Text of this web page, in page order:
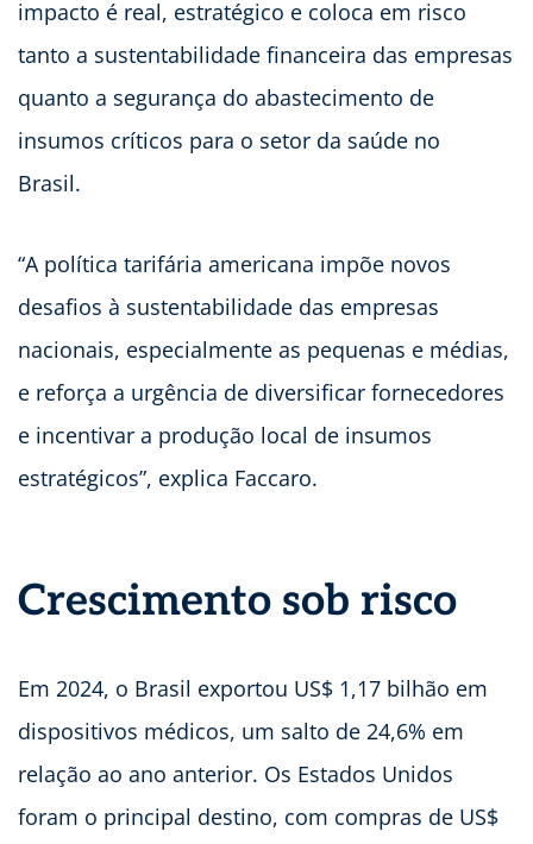
impacto é real, estratégico e coloca em risco
tanto a sustentabilidade financeira das empresas
quanto a segurança do abastecimento de
insumos críticos para o setor da saúde no
Brasil.
“A política tarifária americana impõe novos
desafios à sustentabilidade das empresas
nacionais, especialmente as pequenas e médias,
e reforça a urgência de diversificar fornecedores
e incentivar a produção local de insumos
estratégicos”, explica Faccaro.
Crescimento sob risco
Em 2024, o Brasil exportou US$ 1,17 bilhão em
dispositivos médicos, um salto de 24,6% em
relação ao ano anterior. Os Estados Unidos
foram o principal destino, com compras de US$